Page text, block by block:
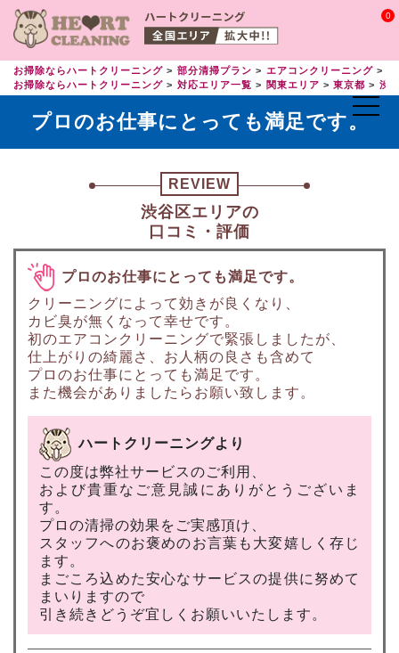
0
お掃除ならハートクリーニング 部分清掃プラン エアコンクリーニング
お掃除ならハートクリーニング
対応エリア一覧 関東エリア 東京都 渋
プロのお仕事にとっても満足です。
REVIEW
渋谷区エリアの
口コミ・評価
プロのお仕事にとっても満足です。
クリーニングによって効きが良くなり、
カビ臭が無くなって幸せです。
初のエアコンクリーニングで緊張しましたが、
仕上がりの綺麗さ、お人柄の良さも含めて
プロのお仕事にとっても満足です。
また機会がありましたらお願い致します。
ハートクリーニングより
この度は弊社サービスのご利用、
および貴重なご意見誠にありがとうございま
す。
プロの清掃の効果をご実感頂け、
スタッフへのお褒めのお言葉も大変嬉しく存じ
ます。
まごころ込めた安心なサービスの提供に努めて
まいりますので
引き続きどうぞ宜しくお願いいたします。